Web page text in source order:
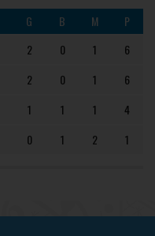
G B M
P
2 0 1
6
2 0 1
6
1 1 1
4
0 1 2 1